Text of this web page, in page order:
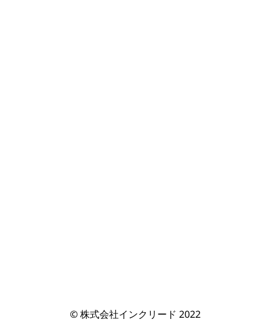
© 株式会社インクリード 2022